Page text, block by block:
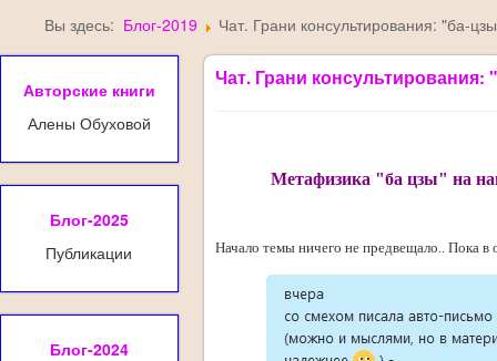
Вы здесь: Блог-2019 Чат. Грани консультирования: "ба-
Авторские книги
Алены Обуховой
Блог-2025
Публикации
Блог-2024
Чат. Грани
Метафизика "ба цзы" на
Начало темы ничего не предвещало.. Пока в